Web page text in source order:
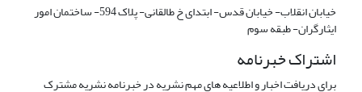
خیابان انقلاب- خیابان قدس- ابتدای خ طالقانی- پلاک 594- ساختمان امور
ایثارگران- طبقه سوم
اشتراک خبرنامه
برای دریافت اخبار و اطلاعیه های مهم نشریه در خبرنامه نشریه مشترک